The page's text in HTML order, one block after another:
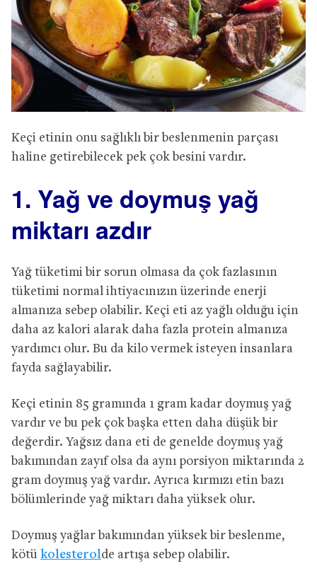
Keçi etinin onu sağlıklı bir beslenmenin parçası
haline getirebilecek pek çok besini vardır.
1. Yağ ve doymuş yağ
miktarı azdır
Yağ tüketimi bir sorun olmasa da çok fazlasının
tüketimi normal ihtiyacınızın üzerinde enerji
almanıza sebep olabilir. Keçi eti az yağlı olduğu için
daha az kalori alarak daha fazla protein almanıza
yardımcı olur. Bu da kilo vermek isteyen insanlara
fayda sağlayabilir.
Keçi etinin 85 gramında 1 gram kadar doymuş yağ
vardır ve bu pek çok başka etten daha düşük bir
değerdir. Yağsız dana eti de genelde doymuş yağ
bakımından zayıf olsa da aynı porsiyon miktarında 2
gram doymuş yağ vardır. Ayrıca kırmızı etin bazı
bölümlerinde yağ miktarı daha yüksek olur.
Doymuş yağlar bakımından yüksek bir beslenme,
kötü kolesterolde artışa sebep olabilir.